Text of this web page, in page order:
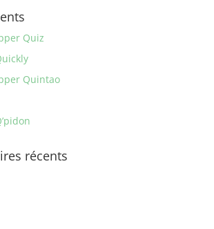
Quiz
Quintao
récents